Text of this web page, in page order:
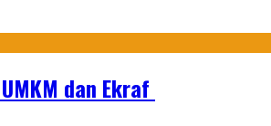
dan Ekraf